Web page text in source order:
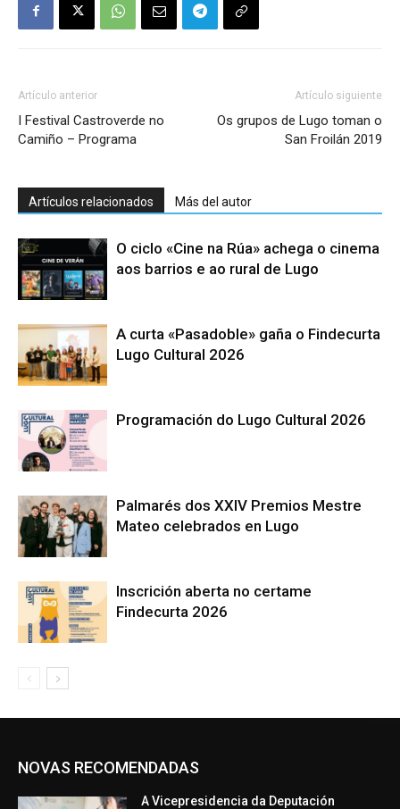
Artículo anterior
I Festival Castroverde no
Camiño – Programa
Artículo siguiente
Os grupos de Lugo toman o
San Froilán 2019
Artículos relacionados Más del autor
O ciclo «Cine na Rúa» achega o cinema
aos barrios e ao rural de Lugo
A curta «Pasadoble» gaña o Findecurta
Lugo Cultural 2026
Programación do Lugo Cultural 2026
Palmarés dos XXIV Premios Mestre
Mateo celebrados en Lugo
Inscrición aberta no certame
Findecurta 2026
NOVAS RECOMENDADAS
A Vicepresidencia da Deputación